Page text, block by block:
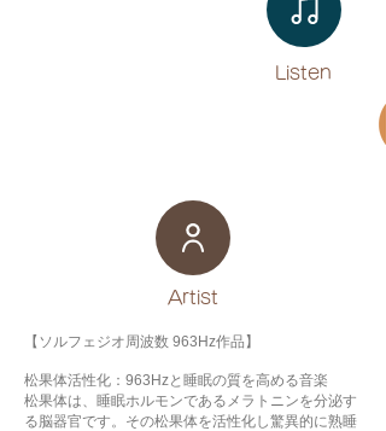
Listen​
​Artist
【ソルフェジオ周波数 963Hz作品】
松果体活性化：963Hzと睡眠の質を高める音楽
松果体は、睡眠ホルモンであるメラトニンを分泌す
る脳器官です。その松果体を活性化し驚異的に熟睡